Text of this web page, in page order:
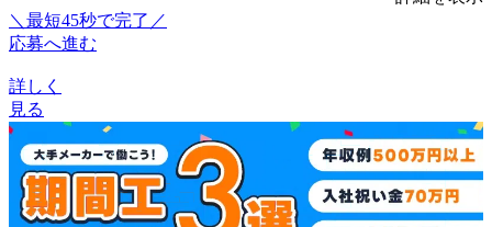
＼最短45秒で完了／
応募へ進む
詳しく
見る